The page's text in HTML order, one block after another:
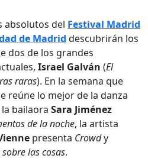
absolutos del Festival Madrid
de Madrid descubrirán los
dos de los grandes
Israel Galván (El
raras). En la semana que
reúne lo mejor de la danza
bailaora Sara Jiménez
de la noche, la artista
presenta Crowdy
sobre las cosas.